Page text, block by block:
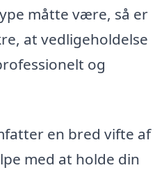
måtte være, så er
at vedligeholdelse
og
en bred vifte af
med at holde din